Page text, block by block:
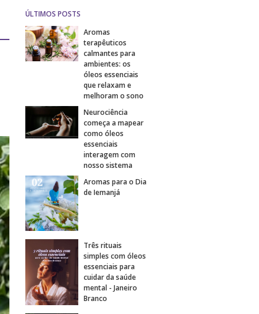
ÚLTIMOS POSTS
Aromas
terapêuticos
calmantes para
ambientes: os
óleos essenciais
que relaxam e
melhoram o sono
Neurociência
começa a mapear
como óleos
essenciais
interagem com
nosso sistema
Aromas para o Dia
de Iemanjá
Três rituais
simples com óleos
essenciais para
cuidar da saúde
mental - Janeiro
Branco